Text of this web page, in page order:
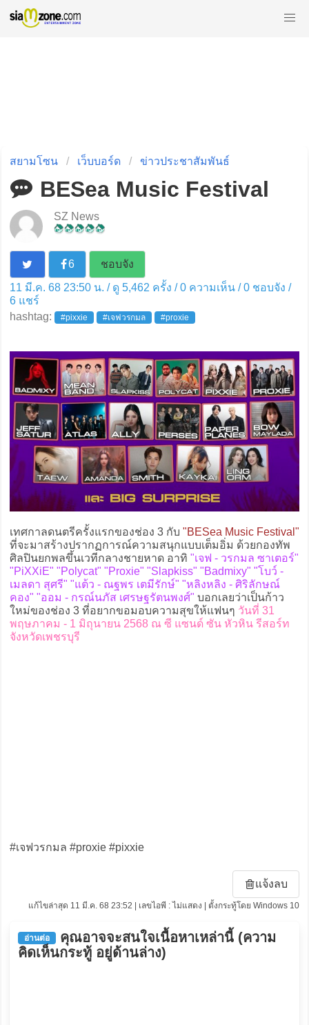
สยามโซน เว็บบอร์ด ข่าวประชาสัมพันธ์
BESea Music Festival
SZ News
6
ชอบจัง
11 มี.ค. 68 23:50 น. / ดู 5,462 ครั้ง / 0 ความเห็น /0ชอบจัง /
6แชร์
hashtag:
#pixxie #เจฟวรกมล #proxie
เทศกาลดนตรีครั้งแรกของช่อง 3 กับ "BESea Music Festival"
ที่จะมาสร้างปรากฏการณ์ความสนุกแบบเต็มอิ่ม ด้วยกองทัพ
ศิลปินยกพลขึ้นเวทีกลางชายหาด อาทิ "เจฟ - วรกมล ซาเตอร์"
"PiXXiE" "Polycat" "Proxie" "Slapkiss" "Badmixy" "โบว์ -
เมลดา สุศรี" "แต้ว - ณฐพร เตมีรักษ์" "หลิงหลิง - ศิริลักษณ์
คอง" "ออม - กรณ์นภัส เศรษฐรัตนพงศ์" บอกเลยว่าเป็นก้าว
ใหม่ของช่อง 3 ที่อยากขอมอบความสุขให้แฟนๆ วันที่ 31
พฤษภาคม - 1 มิถุนายน 2568 ณ ซี แซนด์ ซัน หัวหิน รีสอร์ท
จังหวัดเพชรบุรี
#เจฟวรกมล #proxie #pixxie
แจ้งลบ
แก้ไขล่าสุด 11 มี.ค. 68 23:52 | เลขไอพี : ไม่แสดง | ตั้งกระทู้โดย Windows 10
อ่านต่อ
คุณอาจจะสนใจเนื้อหาเหล่านี้ (ความ
คิดเห็นกระทู้ อยู่ด้านล่าง)